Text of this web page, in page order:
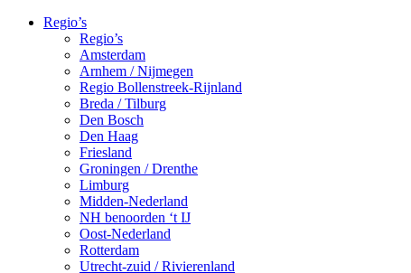
Regio’s
Regio’s
Amsterdam
Arnhem / Nijmegen
Regio Bollenstreek-Rijnland
Breda / Tilburg
Den Bosch
Den Haag
Friesland
Groningen / Drenthe
Limburg
Midden-Nederland
NH benoorden ‘t IJ
Oost-Nederland
Rotterdam
Utrecht-zuid / Rivierenland